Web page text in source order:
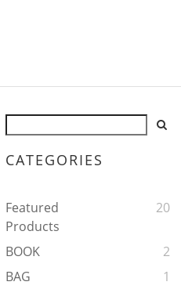
CATEGORIES
Featured
Products
20
BOOK
2
BAG
1